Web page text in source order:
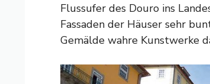
Flussufer des Douro ins
Fassaden der Häuser sehr
Gemälde wahre Kunstwerke